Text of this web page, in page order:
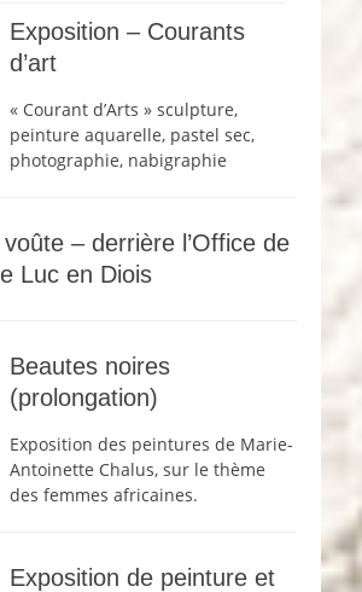
Exposition – Courants
d’art
« Courant d’Arts » sculpture,
peinture aquarelle, pastel sec,
photographie, nabigraphie
– derrière l’Office de
Luc en Diois
Beautes noires
(prolongation)
Exposition des peintures de Marie-
Antoinette Chalus, sur le thème
des femmes africaines.
Exposition de peinture et